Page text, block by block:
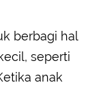
berbagi hal
seperti
anak